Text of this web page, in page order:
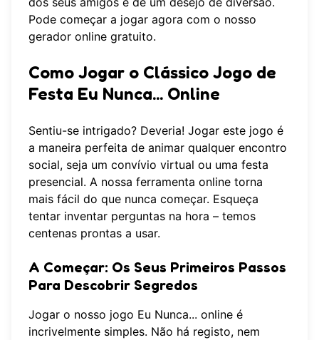
Pode começar a jogar agora com o nosso
gerador online gratuito.
Como Jogar o Clássico Jogo de
Festa Eu Nunca... Online
Sentiu-se intrigado? Deveria! Jogar este jogo é
a maneira perfeita de animar qualquer encontro
social, seja um convívio virtual ou uma festa
presencial. A nossa ferramenta online torna
mais fácil do que nunca começar. Esqueça
tentar inventar perguntas na hora – temos
centenas prontas a usar.
A Começar: Os Seus Primeiros Passos
Para Descobrir Segredos
Jogar o nosso jogo Eu Nunca... online é
incrivelmente simples. Não há registo, nem